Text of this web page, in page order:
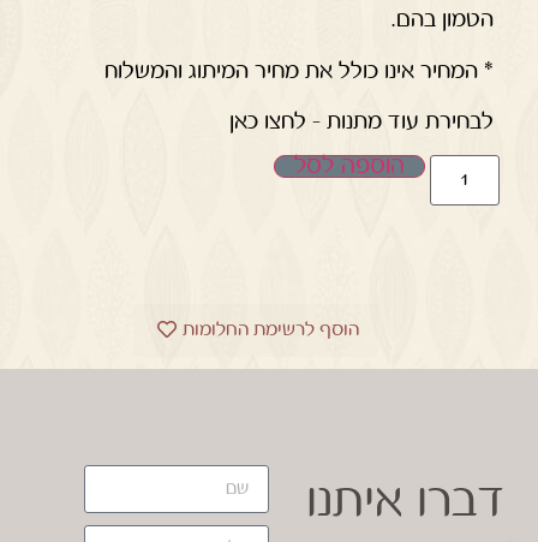
הטמון בהם.
* המחיר אינו כולל את מחיר המיתוג והמשלוח
לבחירת עוד מתנות – לחצו כאן
הוספה לסל
הוסף לרשימת החלומות
דברו איתנו